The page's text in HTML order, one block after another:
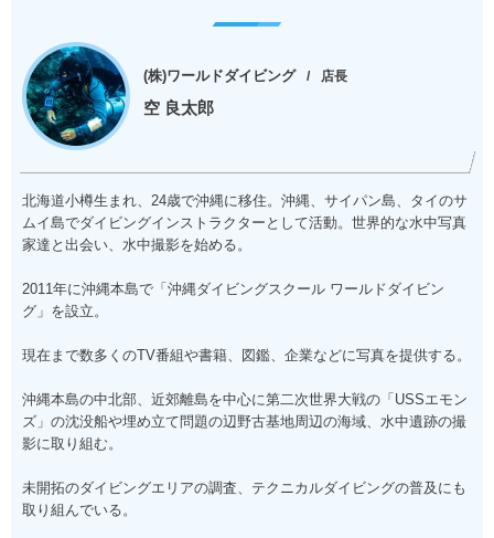
(株)ワールドダイビング 店長
空 良太郎
北海道小樽生まれ、24歳で沖縄に移住。沖縄、サイパン島、タイのサ
ムイ島でダイビングインストラクターとして活動。世界的な水中写真
家達と出会い、水中撮影を始める。
2011年に沖縄本島で「沖縄ダイビングスクール ワールドダイビン
グ」を設立。
現在まで数多くのTV番組や書籍、図鑑、企業などに写真を提供する。
沖縄本島の中北部、近郊離島を中心に第二次世界大戦の「USSエモン
ズ」の沈没船や埋め立て問題の辺野古基地周辺の海域、水中遺跡の撮
影に取り組む。
未開拓のダイビングエリアの調査、テクニカルダイビングの普及にも
取り組んでいる。